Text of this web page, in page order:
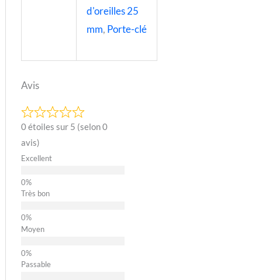
d'oreilles 25
mm, Porte-clé
Avis
0 étoiles sur 5 (selon 0
avis)
Excellent
Très bon
Moyen
Passable